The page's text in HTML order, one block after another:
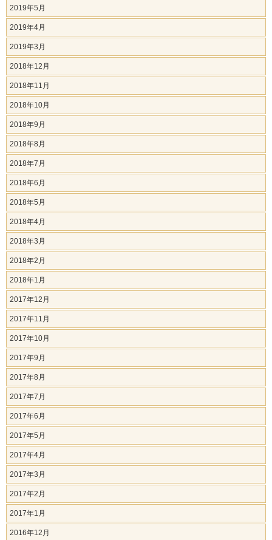
2019年5月
2019年4月
2019年3月
2018年12月
2018年11月
2018年10月
2018年9月
2018年8月
2018年7月
2018年6月
2018年5月
2018年4月
2018年3月
2018年2月
2018年1月
2017年12月
2017年11月
2017年10月
2017年9月
2017年8月
2017年7月
2017年6月
2017年5月
2017年4月
2017年3月
2017年2月
2017年1月
2016年12月